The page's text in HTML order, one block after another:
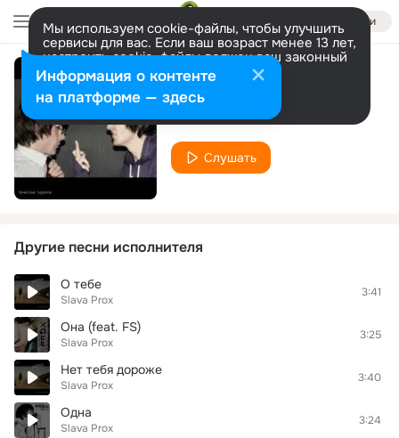
Войти
Мы используем cookie-файлы, чтобы улучшить
сервисы для вас. Если ваш возраст менее 13 лет,
настроить cookie-файлы должен ваш законный
представитель. Больше информации
Разрешить все Настроить
Даже если
Slava Prox
Слушать
Другие песни исполнителя
О тебе
Slava Prox
3:41
Она (feat. FS)
Slava Prox
3:25
Нет тебя дороже
Slava Prox
3:40
Одна
Slava Prox
3:24
Информация о контенте
на платформе — здесь